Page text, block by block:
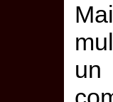
un